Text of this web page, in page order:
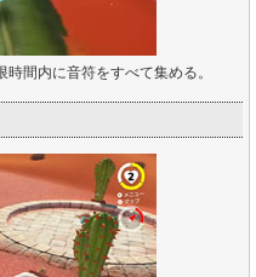
間内に音符をすべて集める。